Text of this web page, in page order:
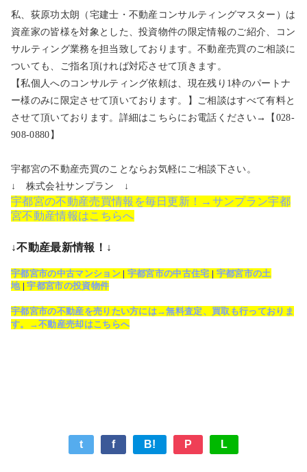
私、荻原功太朗（宅建士・不動産コンサルティングマスター）は
資産家の皆様を対象とした、投資物件の限定情報のご紹介、コン
サルティング業務を担当致しております。不動産売買のご相談に
ついても、ご指名頂ければ対応させて頂きます。
【私個人へのコンサルティング依頼は、現在残り1枠のパートナ
ー様のみに限定させて頂いております。】ご相談はすべて有料と
させて頂いております。詳細はこちらにお電話ください→【028-
908-0880】
宇都宮の不動産売買のことならお気軽にご相談下さい。
↓ 株式会社サンプラン ↓
宇都宮の不動産売買情報を毎日更新！→サンプラン宇都
宮不動産情報はこちらへ
↓不動産最新情報！↓
宇都宮市の中古マンション| 宇都宮市の中古住宅 | 宇都宮市の土
地|宇都宮市の投資物件
宇都宮市の不動産を売りたい方には→無料査定、買取も行っておりま
す。→不動産売却はこちらへ
t f B! P L